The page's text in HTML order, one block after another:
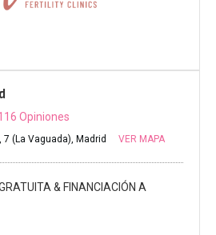
Opiniones
(La Vaguada), Madrid VER MAPA
& FINANCIACIÓN A